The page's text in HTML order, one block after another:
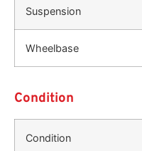
Suspension
Wheelbase
Condition
Condition